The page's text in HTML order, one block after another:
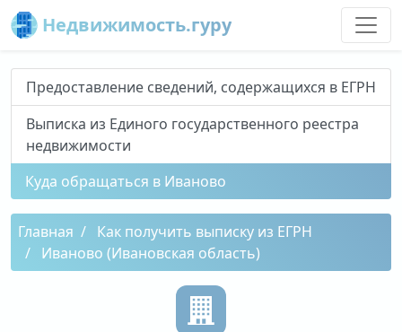
Недвижимость.гуру
Предоставление сведений, содержащихся в ЕГРН
Выписка из Единого государственного реестра
недвижимости
Куда обращаться в Иваново
Главная
Как получить выписку из ЕГРН
Иваново (Ивановская область)